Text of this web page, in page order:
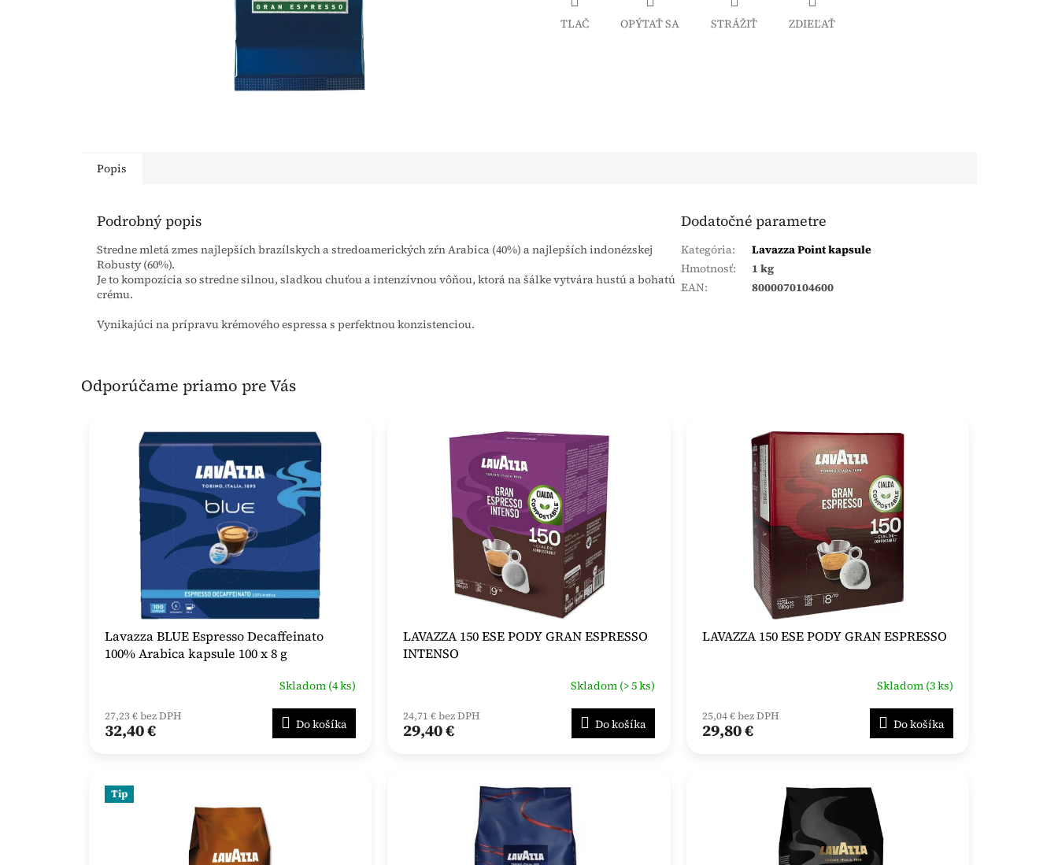
TLAČ OPÝTAŤ SA STRÁŽIŤ ZDIEĽAŤ
Popis
Podrobný popis
Stredne mletá zmes najlepších brazílskych a stredoamerických zŕn Arabica (40%) a najlepších indonézskej
Robusty (60%).
Je to kompozícia so stredne silnou, sladkou chuťou a intenzívnou vôňou, ktorá na šálke vytvára hustú a bohatú
crému.
Vynikajúci na prípravu krémového espressa s perfektnou konzistenciou.
Dodatočné parametre
Kategória:
Lavazza Point kapsule
Hmotnosť:
1 kg
EAN: 8000070104600
Odporúčame priamo pre Vás
Lavazza BLUE Espresso Decaffeinato
100% Arabica kapsule 100 x 8 g
Skladom (4 ks)
27,23 € bez DPH
32,40 € Do košíka
LAVAZZA 150 ESE PODY GRAN ESPRESSO
INTENSO
Skladom (> 5 ks)
24,71 € bez DPH
29,40 € Do košíka
LAVAZZA 150 ESE PODY GRAN ESPRESSO
Skladom (3 ks)
25,04 € bez DPH
29,80 € Do košíka
Tip